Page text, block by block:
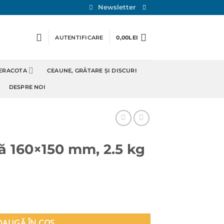
Newsletter
AUTENTIFICARE 0,00LEI
CEAUNE, GRĂTARE ȘI DISCURI
DESPRE NOI
mm, 2.5 kg